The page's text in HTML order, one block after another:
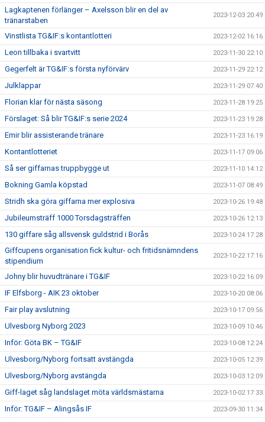
Lagkaptenen förlänger – Axelsson blir en del av
tränarstaben
2023-12-03 20:49
Vinstlista TG&IF:s kontantlotteri 2023-12-02 16:16
Leon tillbaka i svartvitt 2023-11-30 22:10
Gegerfelt är TG&IF:s första nyförvärv 2023-11-29 22:12
Julklappar 2023-11-29 07:40
Florian klar för nästa säsong 2023-11-28 19:25
Förslaget: Så blir TG&IF:s serie 2024 2023-11-23 19:28
Emir blir assisterande tränare 2023-11-23 16:19
Kontantlotteriet 2023-11-17 09:06
Så ser giffarnas truppbygge ut 2023-11-10 14:12
Bokning Gamla köpstad 2023-11-07 08:49
Stridh ska göra giffarna mer explosiva 2023-10-26 19:48
Jubileumsträff 1000 Torsdagsträffen 2023-10-26 12:13
130 giffare såg allsvensk guldstrid i Borås 2023-10-24 17:28
Giffcupens organisation fick kultur- och fritidsnämndens
stipendium
2023-10-22 17:16
Johny blir huvudtränare i TG&IF 2023-10-22 16:09
IF Elfsborg - AIK 23 oktober 2023-10-20 08:06
Fair play avslutning 2023-10-17 09:56
Ulvesborg Nyborg 2023 2023-10-09 10:46
Inför: Göta BK – TG&IF 2023-10-08 12:24
Ulvesborg/Nyborg fortsatt avstängda 2023-10-05 12:39
Ulvesborg/Nyborg avstängda 2023-10-03 12:09
Giff-laget såg landslaget möta världsmästarna 2023-10-02 17:33
Inför: TG&IF – Alingsås IF 2023-09-30 11:34